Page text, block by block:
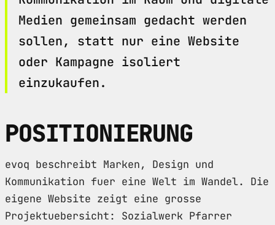
Medien gemeinsam gedacht werden
sollen, statt nur eine Website
oder Kampagne isoliert
einzukaufen.
POSITIONIERUNG
evoq beschreibt Marken, Design und
Kommunikation fuer eine Welt im Wandel. Die
eigene Website zeigt eine grosse
Projektuebersicht: Sozialwerk Pfarrer